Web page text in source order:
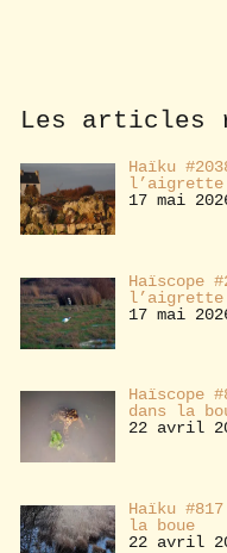
eLes articles
Haïku
l’aigrette
17 mai
Haïscope
l’aigrette
17 mai
Haïscope
dans la
22 avril
Haïku
la boue
22 avril